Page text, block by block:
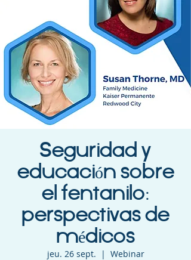
Seguridad y
educación sobre
el fentanilo:
perspectivas de
médicos
jeu. 26 sept.
  |
Webinar